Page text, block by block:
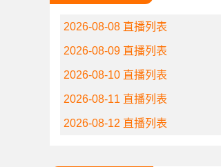
2026-08-08 直播列表
2026-08-09 直播列表
2026-08-10 直播列表
2026-08-11 直播列表
2026-08-12 直播列表